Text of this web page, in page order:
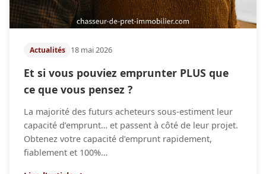
Actualités 18 mai 2026
Et si vous pouviez emprunter PLUS que
ce que vous pensez ?
La majorité des futurs acheteurs sous‑estiment leur
capacité d’emprunt… et passent à côté de leur projet.
Obtenez votre capacité d’emprunt rapidement,
fiablement et 100%…